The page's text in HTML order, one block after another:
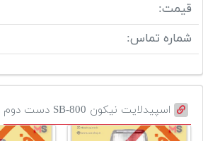
قیمت:
شماره تماس:
اسپیدلایت نیکون SB-800 دست دوم